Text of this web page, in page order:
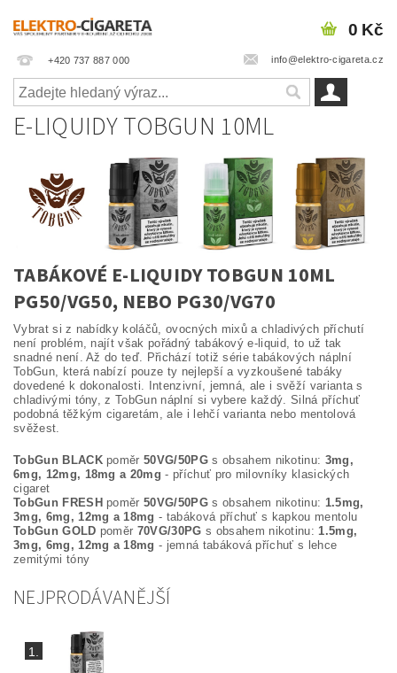
+420 737 887 000 info@elektro-cigareta.cz
0 Kč
E-LIQUIDY TOBGUN 10ML
TABÁKOVÉ E-LIQUIDY TOBGUN 10ML
PG50/VG50, NEBO PG30/VG70
Vybrat si z nabídky koláčů, ovocných mixů a chladivých příchutí
není problém, najít však pořádný tabákový e-liquid, to už tak
snadné není. Až do teď. Přichází totiž série tabákových náplní
TobGun, která nabízí pouze ty nejlepší a vyzkoušené tabáky
dovedené k dokonalosti. Intenzivní, jemná, ale i svěží varianta s
chladivými tóny, z TobGun náplní si vybere každý. Silná příchuť
podobná těžkým cigaretám, ale i lehčí varianta nebo mentolová
svěžest.
TobGun BLACKpoměr50VG/50PGs obsahem nikotinu: 3mg,
6mg, 12mg, 18mg a 20mg- příchuť pro milovníky klasických
cigaret
TobGun FRESHpoměr50VG/50PGs obsahem nikotinu: 1.5mg,
3mg, 6mg, 12mg a 18mg- tabáková příchuť s kapkou mentolu
TobGun GOLD poměr 70VG/30PG s obsahem nikotinu: 1.5mg,
3mg, 6mg, 12mg a 18mg- jemná tabáková příchuť s lehce
zemitými tóny
NEJPRODÁVANĚJŠÍ
1.